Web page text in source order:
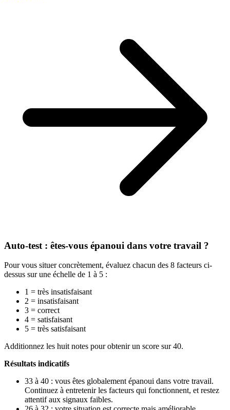
Auto-test : êtes-vous épanoui dans votre travail ?
Pour vous situer concrètement, évaluez chacun des 8 facteurs ci-
dessus sur une échelle de 1 à 5 :
1 = très insatisfaisant
2 = insatisfaisant
3 = correct
4 = satisfaisant
5 = très satisfaisant
Additionnez les huit notes pour obtenir un score sur 40.
Résultats indicatifs
33 à 40 : vous êtes globalement épanoui dans votre travail.
Continuez à entretenir les facteurs qui fonctionnent, et restez
attentif aux signaux faibles.